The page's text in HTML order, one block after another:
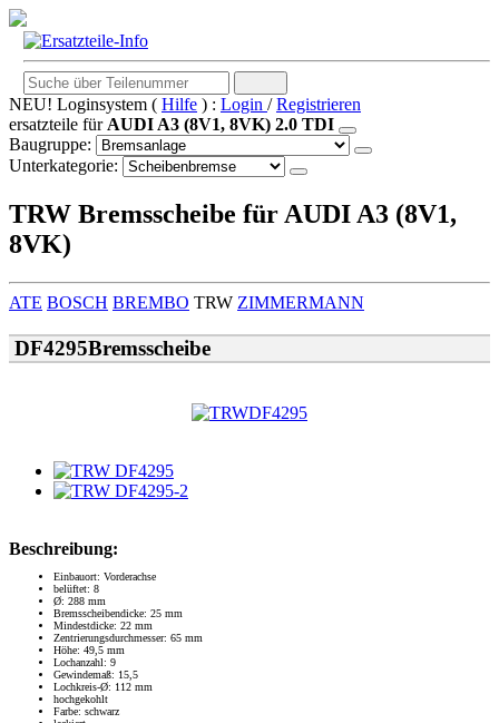
NEU! Loginsystem ( Hilfe ) : Login /Registrieren
ersatzteile für AUDI A3 (8V1, 8VK) 2.0 TDI
Baugruppe:
Unterkategorie:
TRW Bremsscheibe für AUDI A3 (8V1,
8VK)
ATE BOSCH BREMBO TRW ZIMMERMANN
DF4295Bremsscheibe
Beschreibung:
Einbauort: Vorderachse
belüftet: 8
Ø: 288 mm
Bremsscheibendicke: 25 mm
Mindestdicke: 22 mm
Zentrierungsdurchmesser: 65 mm
Höhe: 49,5 mm
Lochanzahl: 9
Gewindemaß: 15,5
Lochkreis-Ø: 112 mm
hochgekohlt
Farbe: schwarz